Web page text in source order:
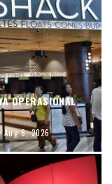
OPERASIONAL
Aug 6, 2026